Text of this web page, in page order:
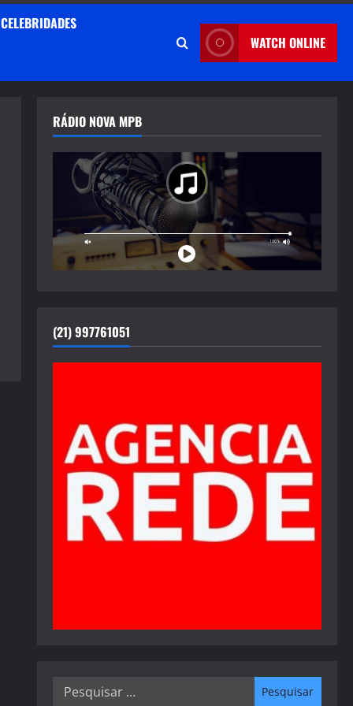
CELEBRIDADES
WATCH ONLINE
RÁDIO NOVA MPB
(21) 997761051
Pesquisar